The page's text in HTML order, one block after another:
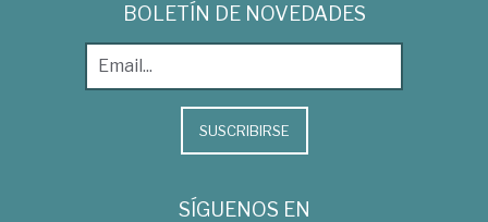
BOLETÍN DE NOVEDADES
SUSCRIBIRSE
SÍGUENOS EN